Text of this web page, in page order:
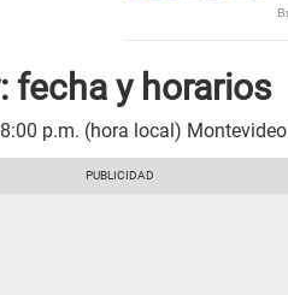
fecha y horarios
p.m. (hora local) Montevideo